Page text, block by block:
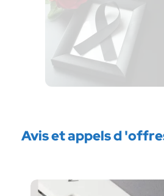
Avis et appels d